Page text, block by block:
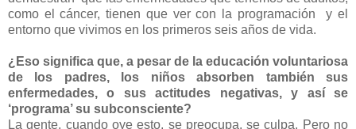
como el cáncer, tienen que ver con la programación y el
entorno que vivimos en los primeros seis años de vida.
¿Eso significa que, a pesar de la educación voluntariosa
de los padres, los niños absorben también sus
enfermedades, o sus actitudes negativas, y así se
‘programa’ su subconsciente?
La gente, cuando oye esto, se preocupa, se culpa. Pero no